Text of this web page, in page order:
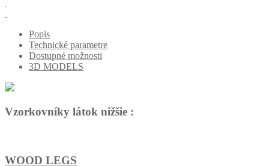
Popis
Technické parametre
Dostupné možnosti
3D MODELS
Vzorkovníky látok nižšie :
WOOD LEGS